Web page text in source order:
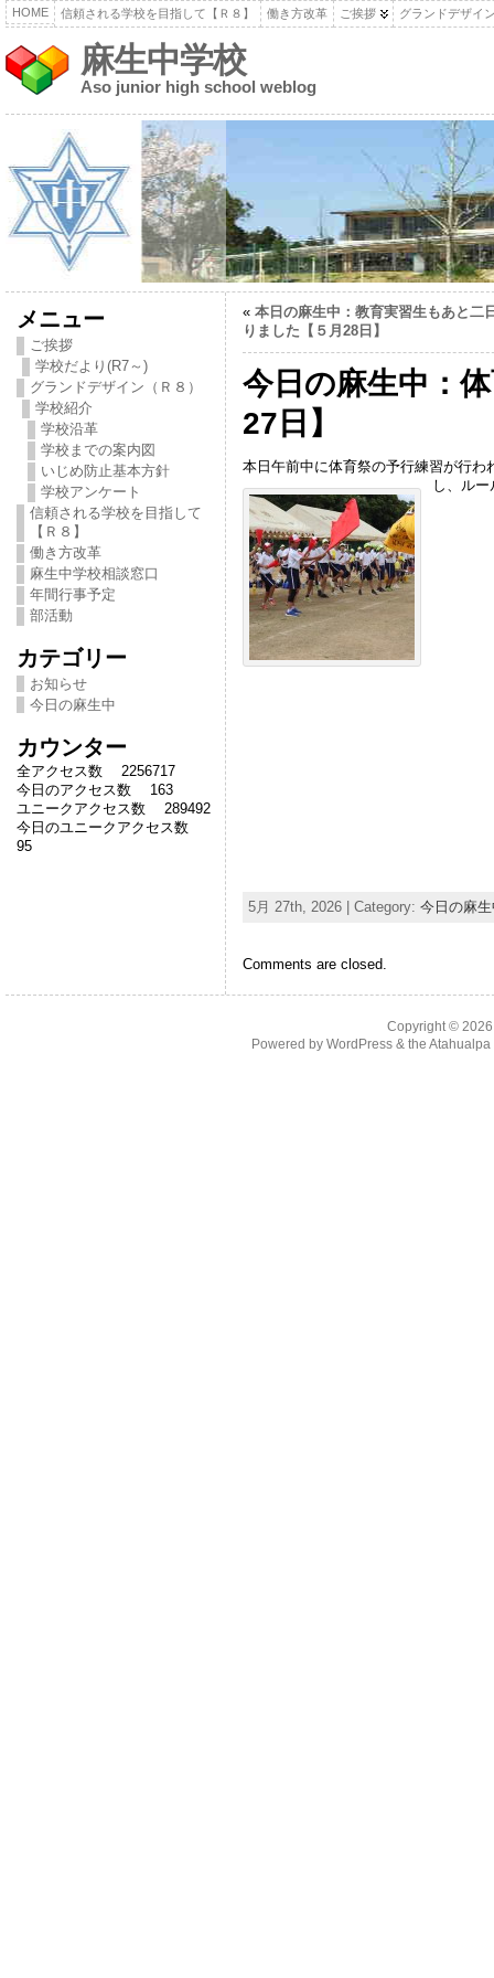
HOME 信頼される学校を目指して【Ｒ８】 働き方改革 ご挨拶 グランドデザイ
麻生中学校
Aso junior high school weblog
メニュー
ご挨拶
学校だより(R7～)
グランドデザイン（Ｒ８）
学校紹介
学校沿革
学校までの案内図
いじめ防止基本方針
学校アンケート
信頼される学校を目指して
【Ｒ８】
働き方改革
麻生中学校相談窓口
年間行事予定
部活動
カテゴリー
お知らせ
今日の麻生中
カウンター
全アクセス数 2256717
今日のアクセス数 163
ユニークアクセス数 289492
今日のユニークアクセス数
95
« 本日の麻生中：教育実習生もあと二
りました【５月28日】
今日の麻生中：
27日】
本日午前中に体育祭の予行練習が行
し、ル
5月 27th, 2026 | Category: 今日の麻
Comments are closed.
Copyright ©
Powered by WordPress& the Atahualpa